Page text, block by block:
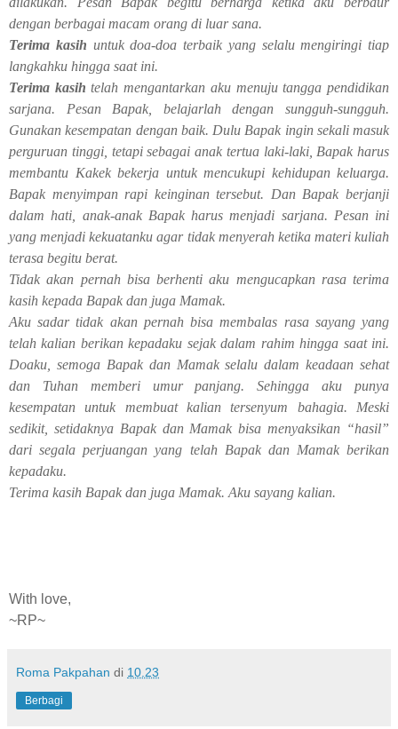
dengan berbagai macam orang di luar sana.
Terima kasih untuk doa-doa terbaik yang selalu mengiringi tiap
langkahku hingga saat ini.
Terima kasih telah mengantarkan aku menuju tangga pendidikan
sarjana. Pesan Bapak, belajarlah dengan sungguh-sungguh.
Gunakan kesempatan dengan baik. Dulu Bapak ingin sekali masuk
perguruan tinggi, tetapi sebagai anak tertua laki-laki, Bapak harus
membantu Kakek bekerja untuk mencukupi kehidupan keluarga.
Bapak menyimpan rapi keinginan tersebut. Dan Bapak berjanji
dalam hati, anak-anak Bapak harus menjadi sarjana. Pesan ini
yang menjadi kekuatanku agar tidak menyerah ketika materi kuliah
terasa begitu berat.
Tidak akan pernah bisa berhenti aku mengucapkan rasa terima
kasih kepada Bapak dan juga Mamak.
Aku sadar tidak akan pernah bisa membalas rasa sayang yang
telah kalian berikan kepadaku sejak dalam rahim hingga saat ini.
Doaku, semoga Bapak dan Mamak selalu dalam keadaan sehat
dan Tuhan memberi umur panjang. Sehingga aku punya
kesempatan untuk membuat kalian tersenyum bahagia. Meski
sedikit, setidaknya Bapak dan Mamak bisa menyaksikan “hasil”
dari segala perjuangan yang telah Bapak dan Mamak berikan
kepadaku.
Terima kasih Bapak dan juga Mamak. Aku sayang kalian.
With love,
~RP~
Roma Pakpahan di 10.23
Berbagi